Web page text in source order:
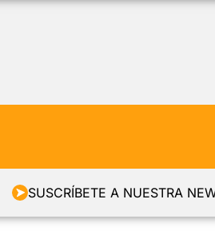
SUSCRÍBETE A NUESTRA